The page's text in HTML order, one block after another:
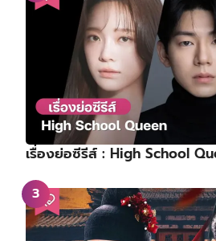
เรื่องย่อซีรีส์ : High School